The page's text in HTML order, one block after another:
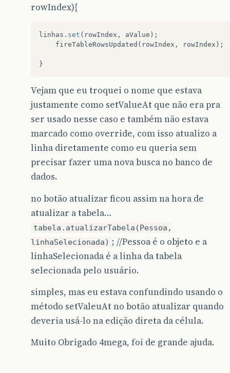
rowIndex){
linhas . set ( rowIndex , aValue );
fireTableRowsUpdated ( rowIndex , rowIndex );
}
Vejam que eu troquei o nome que estava
justamente como setValueAt que não era pra
ser usado nesse caso e também não estava
marcado como override, com isso atualizo a
linha diretamente como eu queria sem
precisar fazer uma nova busca no banco de
dados.
no botão atualizar ficou assim na hora de
atualizar a tabela…
tabela.atualizarTabela(Pessoa,
linhaSelecionada) ; //Pessoa é o objeto e a
linhaSelecionada é a linha da tabela
selecionada pelo usuário.
simples, mas eu estava confundindo usando o
método setValeuAt no botão atualizar quando
deveria usá-lo na edição direta da célula.
Muito Obrigado 4mega, foi de grande ajuda.